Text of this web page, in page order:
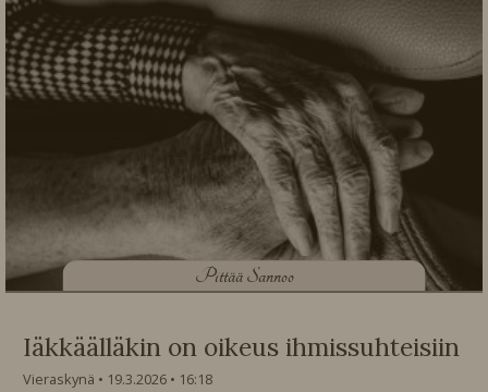
Pittää Sannoo
Iäkkäälläkin on oikeus ihmissuhteisiin
Vieraskynä 19.3.2026
16:18